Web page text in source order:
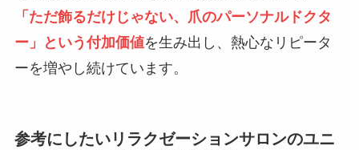
「ただ飾るだけじゃない、爪のパーソナルドクタ
ー」という付加価値を生み出し、熱心なリピータ
ーを増やし続けています。
参考にしたいリラクゼーションサロンのユニ